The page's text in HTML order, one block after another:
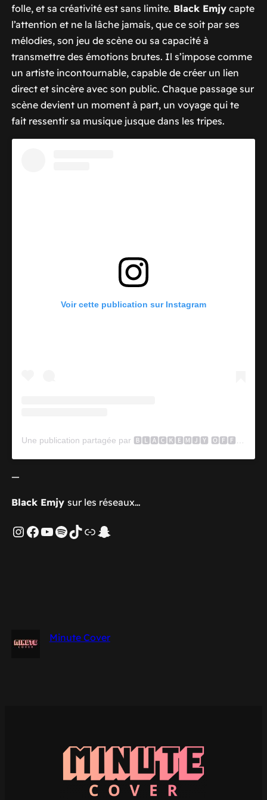
folle, et sa créativité est sans limite. Black Emjycapte
l’attention et ne la lâche jamais, que ce soit par ses
mélodies, son jeu de scène ou sa capacité à
transmettre des émotions brutes. Il s’impose comme
un artiste incontournable, capable de créer un lien
direct et sincère avec son public. Chaque passage sur
scène devient un moment à part, un voyage qui te
fait ressentir sa musique jusque dans les tripes.
Voir cette publication sur Instagram
Une publication partagée par 🅱🅻🅰🅲🅺🅴🅼🅹🆈 🅾🅵🅵🅸🅲🅸🅴🅻 (@blackemjy.officiel)
—
Black Emjy sur les réseaux…
Instagram
Facebook
YouTube
Spotify
TikTok
LienSnapchat
Minute Cover